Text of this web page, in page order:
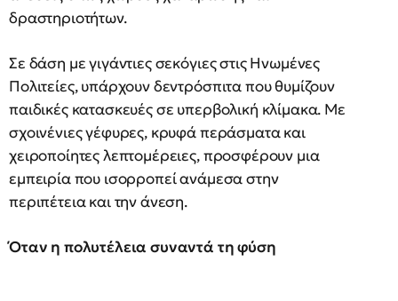
δραστηριοτήτων.
Σε δάση με γιγάντιες σεκόγιες στις Ηνωμένες
Πολιτείες, υπάρχουν δεντρόσπιτα που θυμίζουν
παιδικές κατασκευές σε υπερβολική κλίμακα. Με
σχοινένιες γέφυρες, κρυφά περάσματα και
χειροποίητες λεπτομέρειες, προσφέρουν μια
εμπειρία που ισορροπεί ανάμεσα στην
περιπέτεια και την άνεση.
Όταν η πολυτέλεια συναντά τη φύση